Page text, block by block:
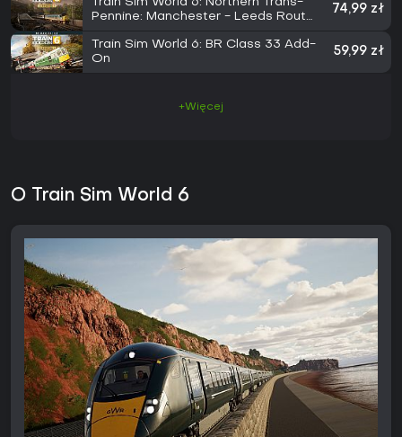
Train Sim World 6: Northern Trans-
Pennine: Manchester - Leeds Route
74,99 zł
Train Sim World 6: BR Class 33 Add-
On
59,99 zł
+Więcej
O Train Sim World 6